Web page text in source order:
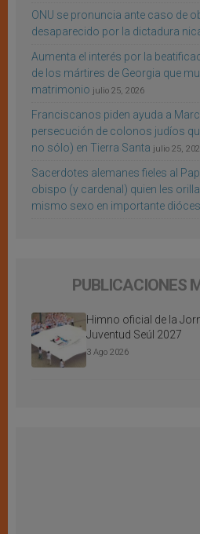
ONU se pronuncia ante caso de
desaparecido por la dictadura
Aumenta el interés por la
de los mártires de Georgia que
matrimonio julio 25, 2026
Franciscanos piden ayuda a
persecución de colonos judíos
no sólo) en Tierra Santa julio 25,
Sacerdotes alemanes fieles al
obispo (y cardenal) quien les
mismo sexo en importante
PUBLICACIONES
Himno oficial de la
Juventud Seúl 2027
3 Ago 2026